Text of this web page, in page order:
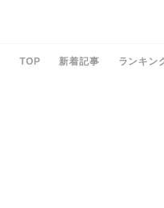
TOP 新着記事 ランキン